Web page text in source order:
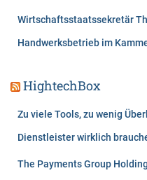
Wirtschaftsstaatssekretär
Handwerksbetrieb im
HightechBox
Zu viele Tools, zu wenig
Dienstleister wirklich
The Payments Group